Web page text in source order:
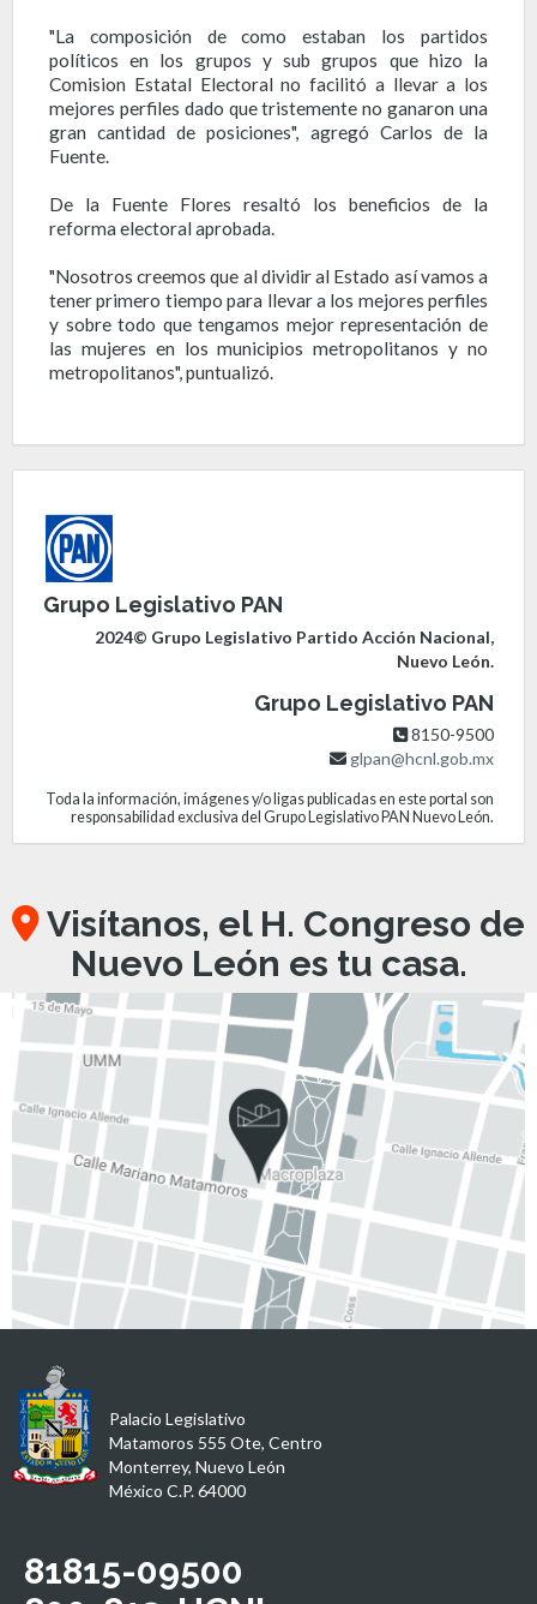
"La composición de como estaban los partidos
políticos en los grupos y sub grupos que hizo la
Comision Estatal Electoral no facilitó a llevar a los
mejores perfiles dado que tristemente no ganaron una
gran cantidad de posiciones", agregó Carlos de la
Fuente.
De la Fuente Flores resaltó los beneficios de la
reforma electoral aprobada.
"Nosotros creemos que al dividir al Estado así vamos a
tener primero tiempo para llevar a los mejores perfiles
y sobre todo que tengamos mejor representación de
las mujeres en los municipios metropolitanos y no
metropolitanos", puntualizó.
Grupo Legislativo PAN
2024© Grupo Legislativo Partido Acción Nacional,
Nuevo León.
Grupo Legislativo PAN
8150-9500
glpan@hcnl.gob.mx
Toda la información, imágenes y/o ligas publicadas en este portal son
responsabilidad exclusiva del Grupo Legislativo PAN Nuevo León.
Visítanos, el H. Congreso de
Nuevo León es tu casa.
Palacio Legislativo
Matamoros 555 Ote, Centro
Monterrey, Nuevo León
México C.P. 64000
81815-09500